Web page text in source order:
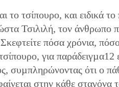
το τσίπουρο, και ειδικά
Τσιλιλή, τον άνθρωπο
πόσα χρόνια,
για
συµπληρώνοντας ότι ο
στην κάθε σταγόνα